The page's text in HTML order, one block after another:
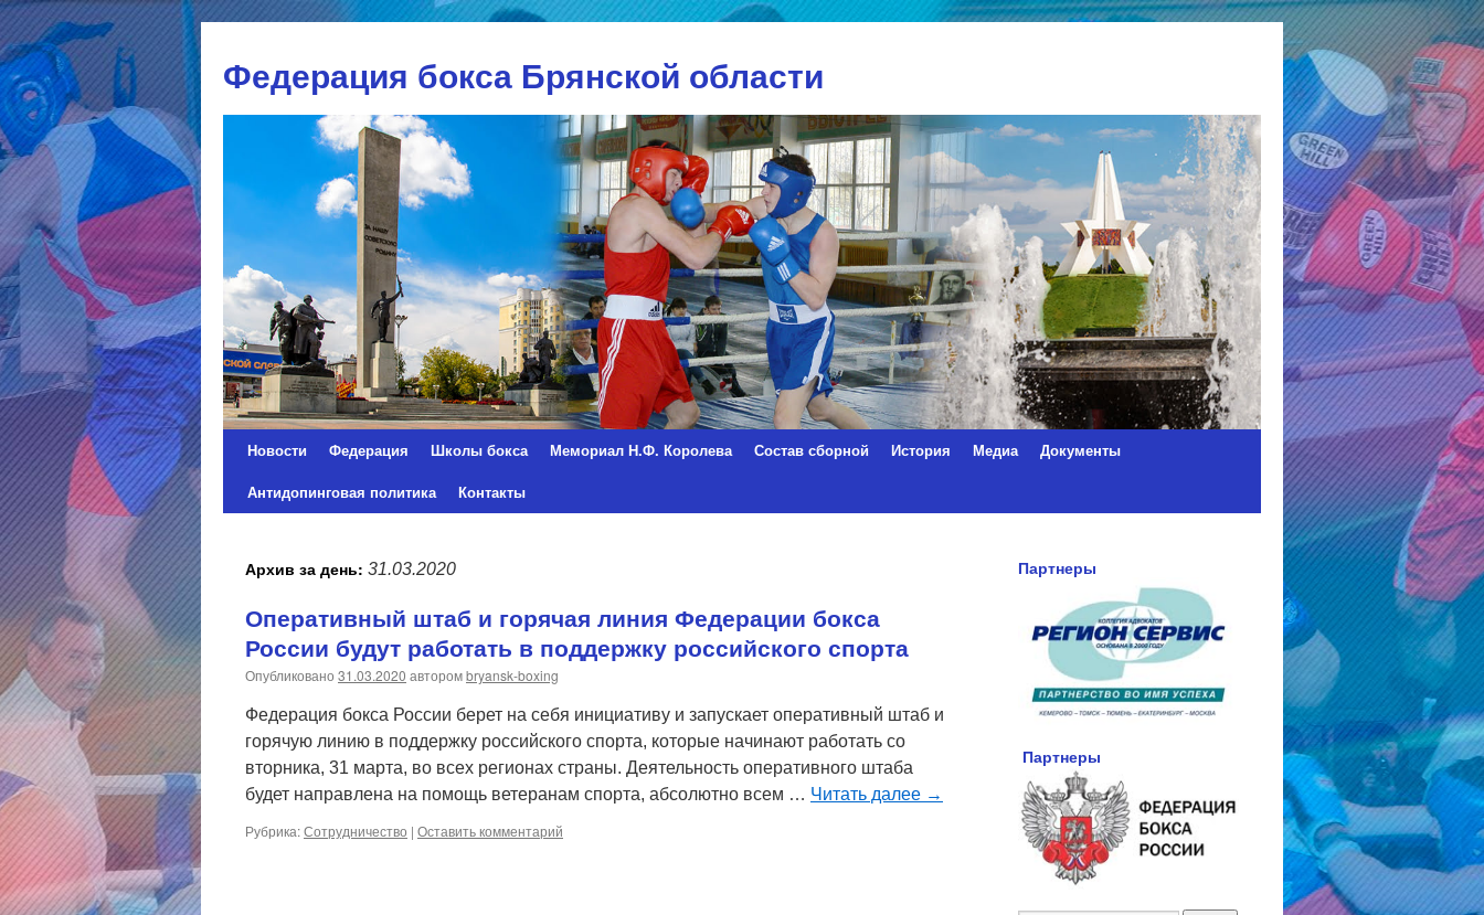
Федерация бокса Брянской области
Перейти
Новости Федерация Школы бокса Мемориал Н.Ф. Королева Состав сборной История Медиа
Документы
Антидопинговая политика
Контакты
Архив за день: 31.03.2020
Оперативный штаб и горячая линия Федерации бокса
России будут работать в поддержку российского спорта
Опубликовано 31.03.2020 авторомbryansk-boxing
Федерация бокса России берет на себя инициативу и запускает оперативный штаб и
горячую линию в поддержку российского спорта, которые начинают работать со
вторника, 31 марта, во всех регионах страны. Деятельность оперативного штаба
будет направлена на помощь ветеранам спорта, абсолютно всем … Читать далее →
Рубрика:Сотрудничество | Оставить комментарий
Партнеры
Партнеры